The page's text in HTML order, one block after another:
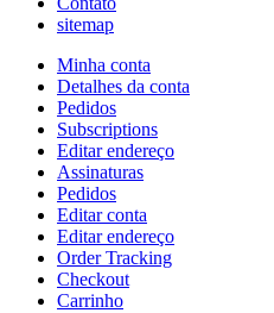
sitemap
Minha conta
Detalhes da conta
Pedidos
Subscriptions
Editar endereço
Assinaturas
Pedidos
Editar conta
Editar endereço
Order Tracking
Checkout
Carrinho